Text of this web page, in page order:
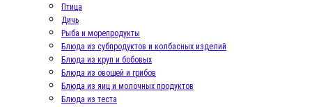
Птица
Дичь
Рыба и морепродукты
Блюда из субпродуктов и колбасных изделий
Блюда из круп и бобовых
Блюда из овощей и грибов
Блюда из яиц и молочных продуктов
Блюда из теста